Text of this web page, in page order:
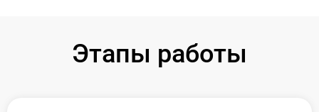
Этапы работы